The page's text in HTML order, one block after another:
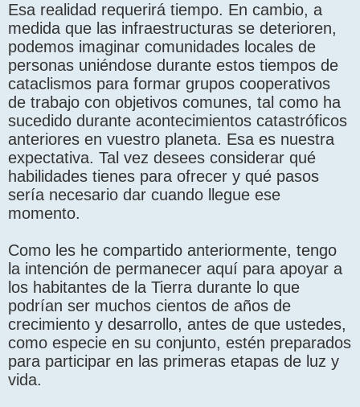
Esa realidad requerirá tiempo. En cambio, a
medida que las infraestructuras se deterioren,
podemos imaginar comunidades locales de
personas uniéndose durante estos tiempos de
cataclismos para formar grupos cooperativos
de trabajo con objetivos comunes, tal como ha
sucedido durante acontecimientos catastróficos
anteriores en vuestro planeta. Esa es nuestra
expectativa. Tal vez desees considerar qué
habilidades tienes para ofrecer y qué pasos
sería necesario dar cuando llegue ese
momento.
Como les he compartido anteriormente, tengo
la intención de permanecer aquí para apoyar a
los habitantes de la Tierra durante lo que
podrían ser muchos cientos de años de
crecimiento y desarrollo, antes de que ustedes,
como especie en su conjunto, estén preparados
para participar en las primeras etapas de luz y
vida.